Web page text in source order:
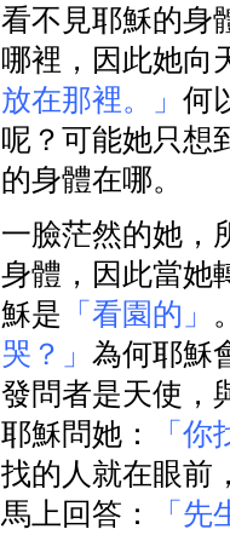
看不見耶穌的身
哪裡，因此她向
放在那裡。」 何
呢？可能她只想
的身體在哪。
一臉茫然的她，
身體，因此當她
穌是 「看園的」
哭？」 為何耶穌
發問者是天使，
耶穌問她：
「
找的人就在眼前
馬上回答：
「